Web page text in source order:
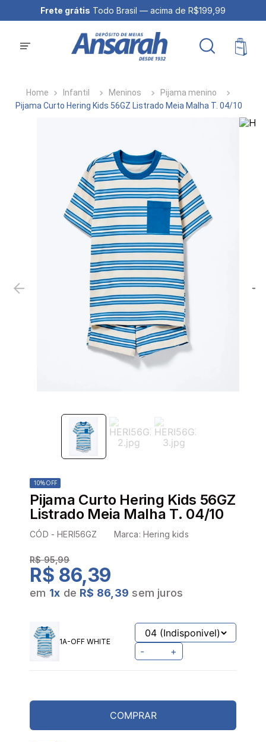
Frete grátis Todo Brasil — acima de R$199,99
Infantil Meninos
Pijama menino
Pijama Curto Hering Kids 56GZ Listrado Meia Malha T. 04/10
10%OFF
Pijama Curto Hering Kids 56GZ
Listrado Meia Malha T. 04/10
CÓD -HERI56GZ Marca: Hering kids
R$ 95,99
R$ 86,39
em 1x de R$ 86,39 sem juros
1A-OFF WHITE
- +
COMPRAR